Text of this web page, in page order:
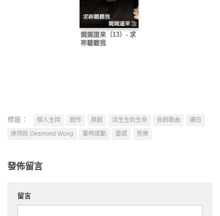
娓娓道來（13）- 求
祢聽聽我
標籤： 個人主持 創作 原創 活生生的生命 自創歌曲
讀白
達侍民 Desmond Wong
霎時感動 靈感 音樂
發佈留言
留言